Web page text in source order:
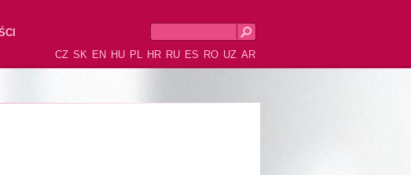
CZ SK EN HU PL HR RU ES RO UZ AR